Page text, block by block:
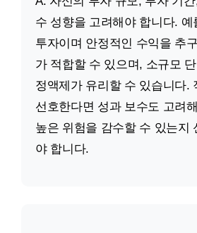
수 성향을 고려해야 합니다. 예
투자이며 안정적인 수익을 추
가 적합할 수 있으며, 소규모
정액제가 유리할 수 있습니다.
선호한다면 성과 보수도 고려
높은 위험을 감수할 수 있는지
야 합니다.